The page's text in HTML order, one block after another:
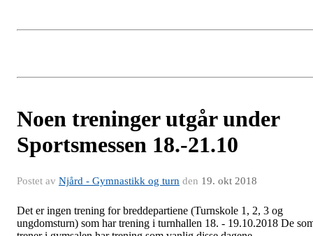
Noen treninger utgår under
Sportsmessen 18.-21.10
Postet av Njård - Gymnastikk og turn den 19. okt 2018
Det er ingen trening for breddepartiene (Turnskole 1, 2, 3 og
ungdomsturn) som har trening i turnhallen 18. - 19.10.2018 De